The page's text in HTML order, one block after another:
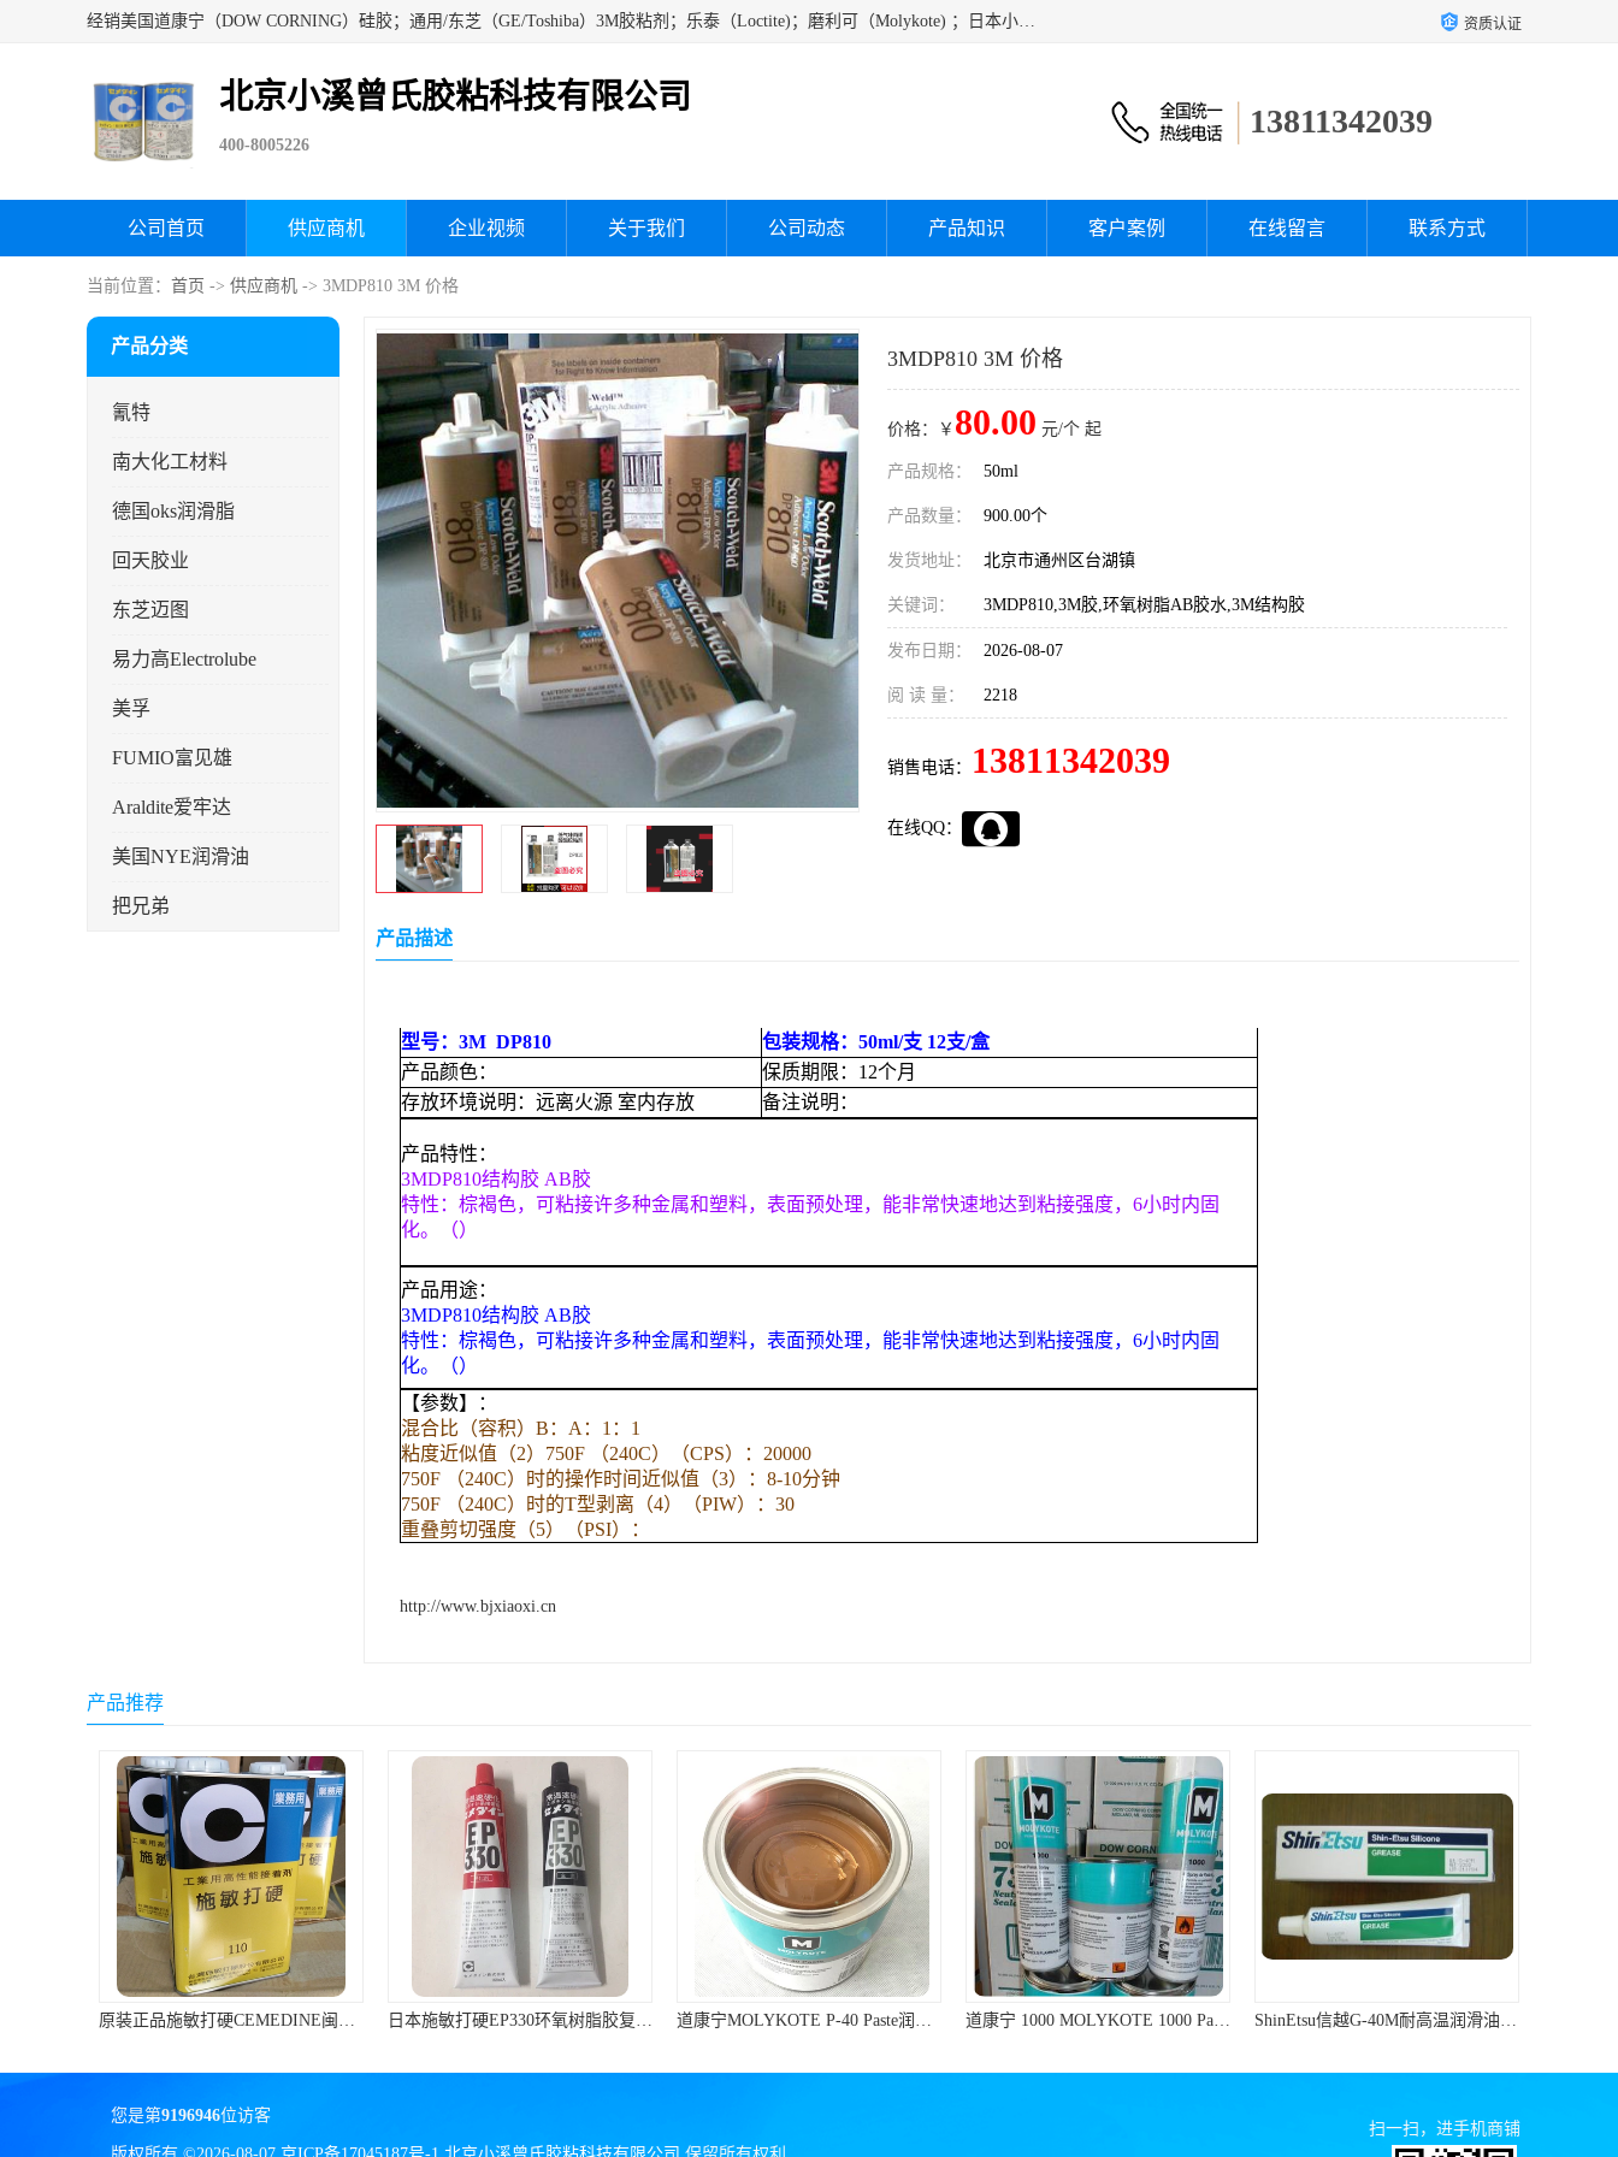
经销美国道康宁（DOW CORNING）硅胶；通用/东芝（GE/Toshiba）3M胶粘剂；乐泰（Loctite)；磨利可（Molykote) ；日本小西（KONISHI）硅胶；施敏打硬,硅胶；信越 产品；关东化成防潮披腹胶 ；三键；索尼；韩国Diabond，等各种电子电机电器进口硅胶产品、硅脂、硅油，经销美国道康宁（DOW CORNING）硅胶等 资质认证
北京小溪曾氏胶粘科技有限公司
400-8005226
13811342039
公司首页 供应商机 企业视频 关于我们 公司动态 产品知识 客户案例 在线留言 联系方式
当前位置： 首页 -> 供应商机 -> 3MDP810 3M 价格
产品分类
氰特
南大化工材料
德国oks润滑脂
回天胶业
东芝迈图
易力高Electrolube
美孚
FUMIO富见雄
Araldite爱牢达
美国NYE润滑油
把兄弟
德莎tesa
Molykote(磨力可)
日本AUTO化工
野川化学
harves哈维斯
3M胶带
3MDP810 3M 价格
价格：￥ 80.00 元/个 起
产品规格： 50ml
产品数量： 900.00个
发货地址： 北京市通州区台湖镇
关键词： 3MDP810,3M胶,环氧树脂AB胶水,3M结构胶
发布日期： 2026-08-07
阅 读 量： 2218
销售电话： 13811342039
在线QQ：
产品描述
型号：3M DP810
包装规格：50ml/支 12支/盒
产品颜色：
保质期限：12个月
存放环境说明：远离火源 室内存放
备注说明：
产品特性：
3MDP810结构胶 AB胶
特性：棕褐色，可粘接许多种金属和塑料，表面预处理，能非常快速地达到粘接强度，6小时内固
化。（）
产品用途：
3MDP810结构胶 AB胶
特性：棕褐色，可粘接许多种金属和塑料，表面预处理，能非常快速地达到粘接强度，6小时内固
化。（）
【参数】：
混合比（容积）B：A：1：1
粘度近似值（2）750F （240C）（CPS）：20000
750F （240C）时的操作时间近似值（3）：8-10分钟
750F （240C）时的T型剥离（4）（PIW）：30
重叠剪切强度（5）（PSI）：
http://www.bjxiaoxi.cn
产品推荐
原装正品施敏打硬CEMEDINE闽台产110汽车刹车片黄胶/专用胶1KG/罐 日本施敏打硬EP330环氧树脂胶复合材料黏胶玻璃钢粘结320ML/组 道康宁MOLYKOTE P-40 Paste润滑脂棕色不含金属滑动轴承润滑油膏 道康宁 1000 MOLYKOTE 1000 Paste 螺纹防卡剂 道康宁防卡剂 ShinEtsu信越G-40M耐高温润滑油硅脂油脂
您是第9196946位访客
扫一扫，进手机商铺